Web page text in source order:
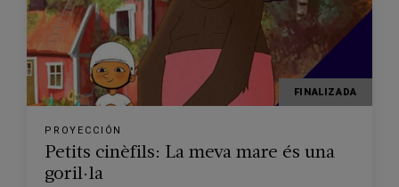
FINALIZADA
PROYECCIÓN
Petits cinèfils: La meva mare és una
goril·la